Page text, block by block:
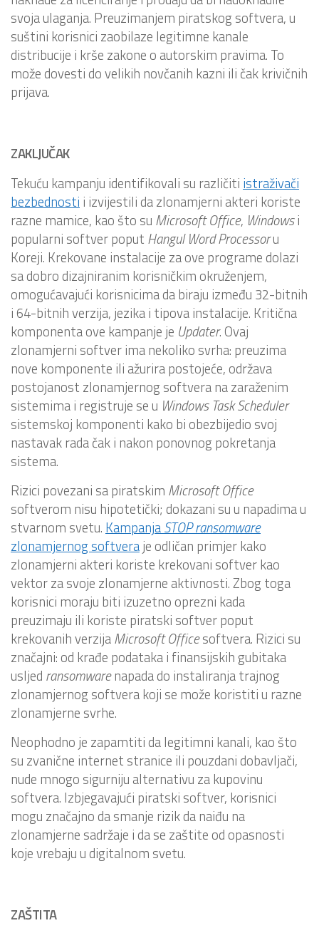
svoja ulaganja. Preuzimanjem piratskog softvera, u
suštini korisnici zaobilaze legitimne kanale
distribucije i krše zakone o autorskim pravima. To
može dovesti do velikih novčanih kazni ili čak krivičnih
prijava.
ZAKLJUČAK
Tekuću kampanju identifikovali su različiti istraživači
bezbednosti i izvijestili da zlonamjerni akteri koriste
razne mamice, kao što su Microsoft Office, Windowsi
popularni softver poput Hangul WordProcessoru
Koreji. Krekovane instalacije za ove programe dolazi
sa dobro dizajniranim korisničkim okruženjem,
omogućavajući korisnicima da biraju između 32-bitnih
i 64-bitnih verzija, jezika i tipova instalacije. Kritična
komponenta ove kampanje je Updater. Ovaj
zlonamjerni softver ima nekoliko svrha: preuzima
nove komponente ili ažurira postojeće, održava
postojanost zlonamjernog softvera na zaraženim
sistemima i registruje se u Windows Task Scheduler
sistemskoj komponenti kako bi obezbijedio svoj
nastavak rada čak i nakon ponovnog pokretanja
sistema.
Rizici povezani sa piratskim Microsoft Office
softverom nisu hipotetički; dokazani su u napadima u
stvarnom svetu. KampanjaSTOP ransomware
zlonamjernog softveraje odličan primjer kako
zlonamjerni akteri koriste krekovani softver kao
vektor za svoje zlonamjerne aktivnosti. Zbog toga
korisnici moraju biti izuzetno oprezni kada
preuzimaju ili koriste piratski softver poput
krekovanih verzijaMicrosoft Officesoftvera. Rizici su
značajni: od krađe podataka i finansijskih gubitaka
usljed ransomwarenapada do instaliranja trajnog
zlonamjernog softvera koji se može koristiti u razne
zlonamjerne svrhe.
Neophodno je zapamtiti da legitimni kanali, kao što
su zvanične internet stranice ili pouzdani dobavljači,
nude mnogo sigurniju alternativu za kupovinu
softvera. Izbjegavajući piratski softver, korisnici
mogu značajno da smanje rizik da naiđu na
zlonamjerne sadržaje i da se zaštite od opasnosti
koje vrebaju u digitalnom svetu.
ZAŠTITA